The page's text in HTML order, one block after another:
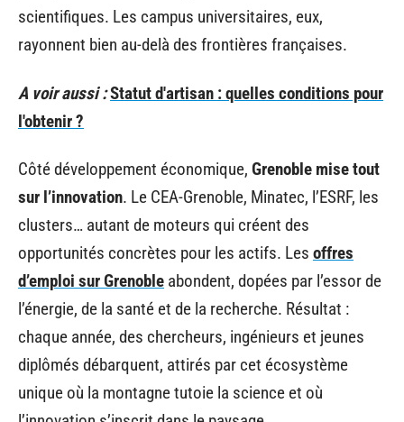
scientifiques. Les campus universitaires, eux,
rayonnent bien au-delà des frontières françaises.
A voir aussi :Statut d'artisan : quelles conditions pour
l'obtenir ?
Côté développement économique, Grenoble mise tout
sur l’innovation. Le CEA-Grenoble, Minatec, l’ESRF, les
clusters… autant de moteurs qui créent des
opportunités concrètes pour les actifs. Les offres
d’emploi sur Grenoble abondent, dopées par l’essor de
l’énergie, de la santé et de la recherche. Résultat :
chaque année, des chercheurs, ingénieurs et jeunes
diplômés débarquent, attirés par cet écosystème
unique où la montagne tutoie la science et où